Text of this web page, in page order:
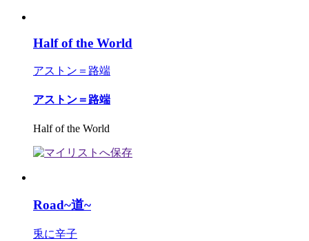
Half of the World
アストン＝路端
アストン＝路端
Half of the World
Road~道~
兎に辛子